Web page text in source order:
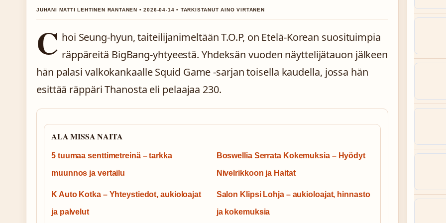
JUHANI MATTI LEHTINEN RANTANEN • 2026-04-14 • TARKISTANUT AINO VIRTANEN
C hoi Seung-hyun, taiteilijanimeltään T.O.P, on Etelä-Korean suosituimpia
räppäreitä BigBang-yhtyeestä. Yhdeksän vuoden näyttelijätauon jälkeen
hän palasi valkokankaalle Squid Game -sarjan toisella kaudella, jossa hän
esittää räppäri Thanosta eli pelaajaa 230.
ALA MISSA NAITA
5 tuumaa senttimetreinä – tarkka
muunnos ja vertailu
Boswellia Serrata Kokemuksia – Hyödyt
Nivelrikkoon ja Haitat
K Auto Kotka – Yhteystiedot, aukioloajat
ja palvelut
Salon Klipsi Lohja – aukioloajat, hinnasto
ja kokemuksia